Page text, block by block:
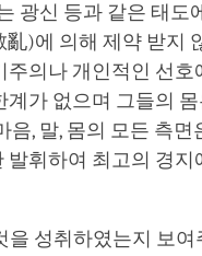
광신 등과 같은 태도에
)에 의해 제약 받지
의나 개인적인 선호
계가 없으며 그들의
음, 말, 몸의 모든 측면
휘하여 최고의 경지
을 성취하였는지 보여